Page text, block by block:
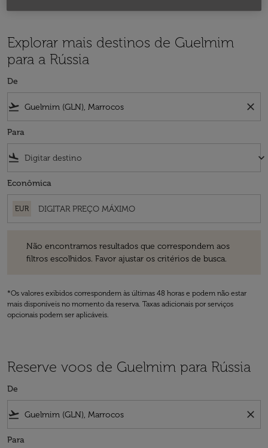
Explorar mais destinos de Guelmim
para a Rússia
De
flight_takeoff close
Para
flight_land keyboard_arrow_down
Econômica
EUR
Não encontramos resultados que correspondem aos
filtros escolhidos. Favor ajustar os critérios de busca.
*Os valores exibidos correspondem às últimas 48 horas e podem não estar
mais disponíveis no momento da reserva. Taxas adicionais por serviços
opcionais podem ser aplicáveis.
Reserve voos de Guelmim para Rússia
De
flight_takeoff close
Para